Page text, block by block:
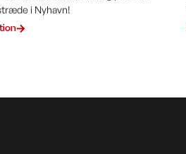
i Nyhavn!